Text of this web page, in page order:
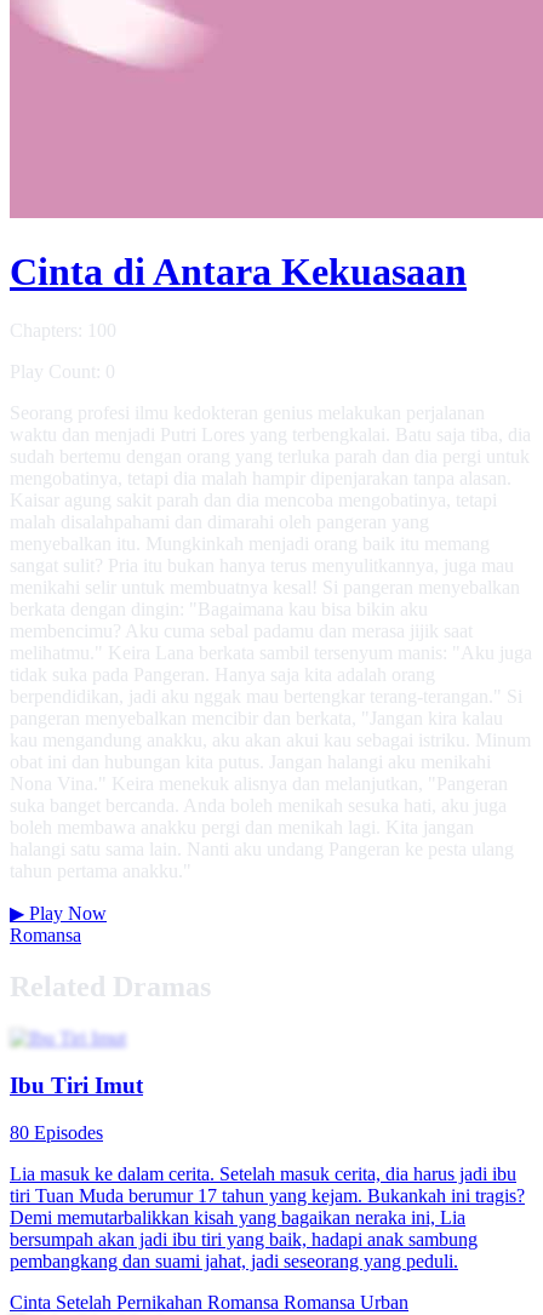
Cinta di Antara Kekuasaan
Chapters: 100
Play Count: 0
Seorang profesi ilmu kedokteran genius melakukan perjalanan
waktu dan menjadi Putri Lores yang terbengkalai. Batu saja tiba, dia
sudah bertemu dengan orang yang terluka parah dan dia pergi untuk
mengobatinya, tetapi dia malah hampir dipenjarakan tanpa alasan.
Kaisar agung sakit parah dan dia mencoba mengobatinya, tetapi
malah disalahpahami dan dimarahi oleh pangeran yang
menyebalkan itu. Mungkinkah menjadi orang baik itu memang
sangat sulit? Pria itu bukan hanya terus menyulitkannya, juga mau
menikahi selir untuk membuatnya kesal! Si pangeran menyebalkan
berkata dengan dingin: "Bagaimana kau bisa bikin aku
membencimu? Aku cuma sebal padamu dan merasa jijik saat
melihatmu." Keira Lana berkata sambil tersenyum manis: "Aku juga
tidak suka pada Pangeran. Hanya saja kita adalah orang
berpendidikan, jadi aku nggak mau bertengkar terang-terangan." Si
pangeran menyebalkan mencibir dan berkata, "Jangan kira kalau
kau mengandung anakku, aku akan akui kau sebagai istriku. Minum
obat ini dan hubungan kita putus. Jangan halangi aku menikahi
Nona Vina." Keira menekuk alisnya dan melanjutkan, "Pangeran
suka banget bercanda. Anda boleh menikah sesuka hati, aku juga
boleh membawa anakku pergi dan menikah lagi. Kita jangan
halangi satu sama lain. Nanti aku undang Pangeran ke pesta ulang
tahun pertama anakku."
▶ Play Now
Romansa
Related Dramas
Ibu Tiri Imut
80 Episodes
Lia masuk ke dalam cerita. Setelah masuk cerita, dia harus jadi ibu
tiri Tuan Muda berumur 17 tahun yang kejam. Bukankah ini tragis?
Demi memutarbalikkan kisah yang bagaikan neraka ini, Lia
bersumpah akan jadi ibu tiri yang baik, hadapi anak sambung
pembangkang dan suami jahat, jadi seseorang yang peduli.
Cinta Setelah Pernikahan Romansa Romansa Urban